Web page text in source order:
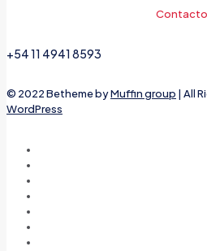
Contacto
+54 11 4941 8593
© 2022 Betheme byMuffin group | All
WordPress